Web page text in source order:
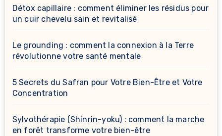
Détox capillaire : comment éliminer les résidus pour
un cuir chevelu sain et revitalisé
Le grounding : comment la connexion à la Terre
révolutionne votre santé mentale
5 Secrets du Safran pour Votre Bien-Être et Votre
Concentration
Sylvothérapie (Shinrin-yoku) : comment la marche
en forêt transforme votre bien-être